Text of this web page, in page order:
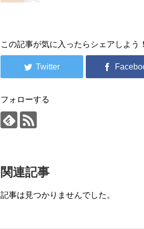
この記事が気に入ったらシェアしよう
フォローする
関連記事
記事は見つかりませんでした。